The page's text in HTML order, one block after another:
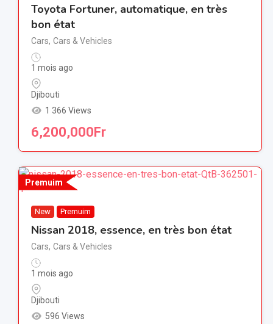
Toyota Fortuner, automatique, en très
bon état
Cars, Cars & Vehicles
1 mois ago
Djibouti
1 366 Views
6,200,000Fr
Premuim
New Premuim
Nissan 2018, essence, en très bon état
Cars, Cars & Vehicles
1 mois ago
Djibouti
596 Views